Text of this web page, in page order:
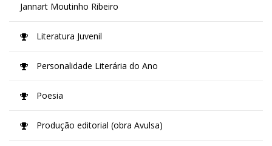
Jannart Moutinho Ribeiro
Literatura Juvenil
Personalidade Literária do Ano
Poesia
Produção editorial (obra Avulsa)